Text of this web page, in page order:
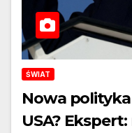
ŚWIAT
Nowa
USA?